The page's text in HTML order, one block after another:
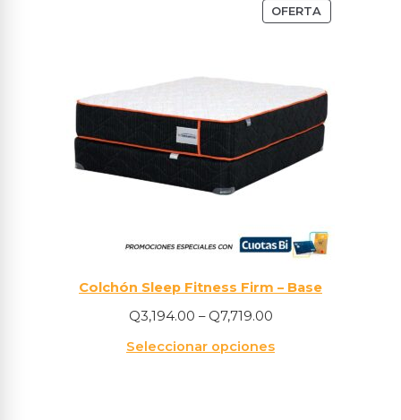
OFERTA
Colchón Sleep Fitness Firm – Base
Q3,194.00 – Q7,719.00
Seleccionar opciones